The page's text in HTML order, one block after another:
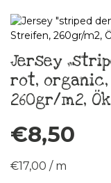
Jersey
rot, organic,
260gr/m2,
€8,50
€17,00 / m